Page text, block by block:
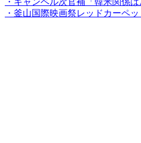
・釜山国際映画祭レッドカーペ